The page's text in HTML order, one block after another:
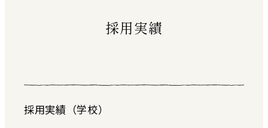
採用実績
採用実績（学校）